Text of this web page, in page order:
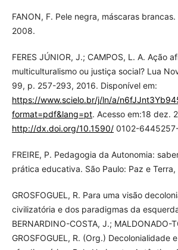
FANON, F. Pele negra, máscaras brancas.
2008.
FERES JÚNIOR, J.; CAMPOS, L. A. Ação
multiculturalismo ou justiça social? Lua
99, p. 257-293, 2016. Disponível em:
https://www.scielo.br/j/ln/a/
format=pdf&lang=pt. Acesso em:18 dez.
http://dx.doi.org/10.1590/0102-
FREIRE, P. Pedagogia da Autonomia:
prática educativa. São Paulo: Paz e Terra,
GROSFOGUEL, R. Para uma visão
civilizatória e dos paradigmas da
BERNARDINO-COSTA, J.; MALDONADO-
GROSFOGUEL, R. (Org.) Decolonialidade